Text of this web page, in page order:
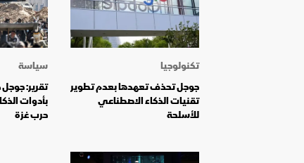
تكنولوجيا
جوجل تحذف تعهدها بعدم تطوير
تقنيات الذكاء الاصطناعي
للأسلحة
سياسة
تقرير:
بأدوات
حرب غزة